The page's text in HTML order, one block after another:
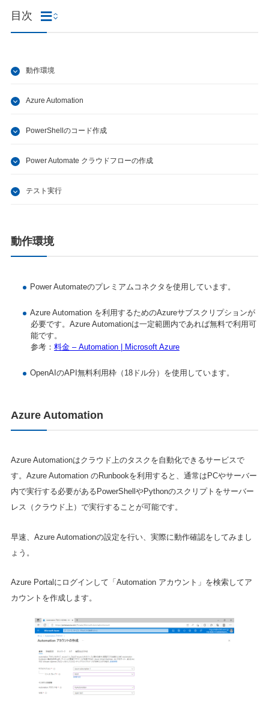
目次
動作環境
Azure Automation
PowerShellのコード作成
Power Automate クラウドフローの作成
テスト実行
動作環境
Power Automateのプレミアムコネクタを使用しています。
Azure Automation を利用するためのAzureサブスクリプションが
必要です。Azure Automationは一定範囲内であれば無料で利用可
能です。
参考： 料金 – Automation | Microsoft Azure
OpenAIのAPI無料利用枠（18ドル分）を使用しています。
Azure Automation
Azure Automationはクラウド上のタスクを自動化できるサービスで
す。Azure Automation のRunbookを利用すると、通常はPCやサーバー
内で実行する必要があるPowerShellやPythonのスクリプトをサーバー
レス（クラウド上）で実行することが可能です。
早速、Azure Automationの設定を行い、実際に動作確認をしてみまし
ょう。
Azure Portalにログインして「Automation アカウント」を検索してア
カウントを作成します。